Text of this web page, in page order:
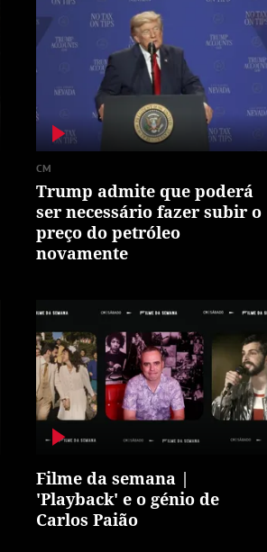
CM
Trump admite que poderá
ser necessário fazer subir o
preço do petróleo
novamente
Filme da semana |
'Playback' e o génio de
Carlos Paião